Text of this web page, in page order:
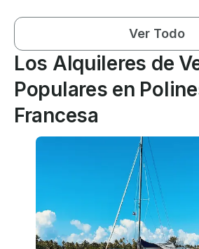
Ver Todo
Los Alquileres de
Populares en
Francesa